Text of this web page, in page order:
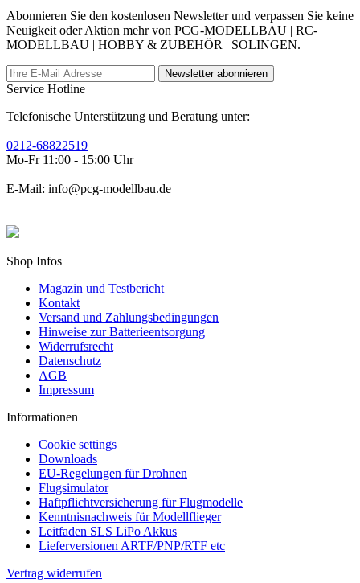
Abonnieren Sie den kostenlosen Newsletter und verpassen Sie keine
Neuigkeit oder Aktion mehr von PCG-MODELLBAU | RC-
MODELLBAU | HOBBY & ZUBEHÖR | SOLINGEN.
Newsletter abonnieren
Service Hotline
Telefonische Unterstützung und Beratung unter:
0212-68822519
Mo-Fr 11:00 - 15:00 Uhr
E-Mail: info@pcg-modellbau.de
Shop Infos
Magazin und Testbericht
Kontakt
Versand und Zahlungsbedingungen
Hinweise zur Batterieentsorgung
Widerrufsrecht
Datenschutz
AGB
Impressum
Informationen
Cookie settings
Downloads
EU-Regelungen für Drohnen
Flugsimulator
Haftpflichtversicherung für Flugmodelle
Kenntnisnachweis für Modellflieger
Leitfaden SLS LiPo Akkus
Lieferversionen ARTF/PNP/RTF etc
Vertrag widerrufen